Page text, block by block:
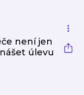
není jen
úlevu